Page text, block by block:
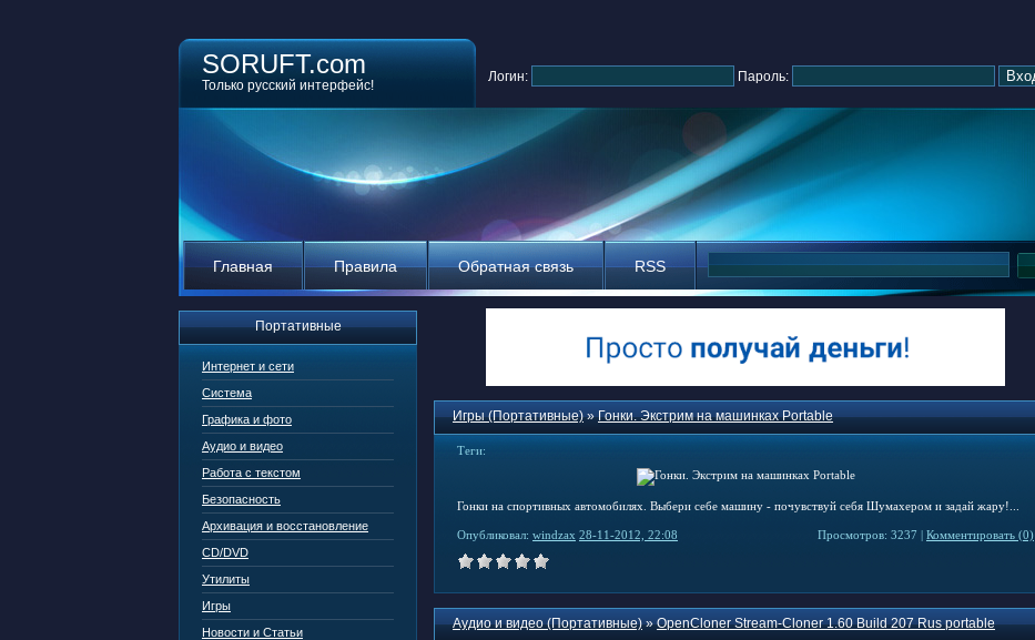
SORUFT.com
Только русский интерфейс!
Логин: Пароль:
Главная Правила Обратная связь RSS
Портативные
Интернет и сети
Система
Графика и фото
Аудио и видео
Работа с текстом
Безопасность
Архивация и восстановление
CD/DVD
Утилиты
Игры
Новости и Статьи
Игры (Портативные)»Гонки. Экстрим на машинках Portable
Теги:
Гонки на спортивных автомобилях. Выбери себе машину - почувствуй себя Шумахером и задай жару!...
Опубликовал: windzax 28-11-2012, 22:08 Просмотров: 3237 | Комментировать (0)
Аудио и видео (Портативные)»OpenCloner Stream-Cloner 1.60 Build 207 Rus portable